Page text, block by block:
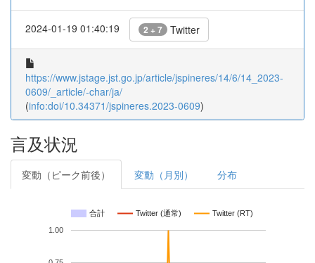
2024-01-19 01:40:19 2 + 7 Twitter
https://www.jstage.jst.go.jp/article/jspineres/14/6/14_2023-
0609/_article/-char/ja/
(info:doi/10.34371/jspineres.2023-0609)
言及状況
変動（ピーク前後） 変動（月別） 分布
合計 Twitter (通常) Twitter (RT)
1.00